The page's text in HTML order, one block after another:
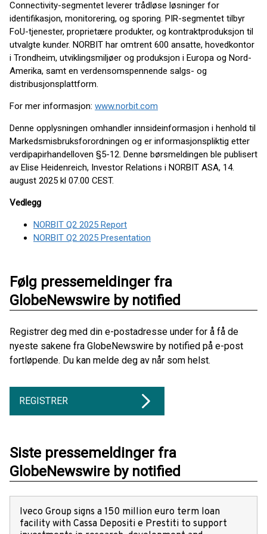
Connectivity-segmentet leverer trådløse løsninger for
identifikasjon, monitorering, og sporing. PIR-segmentet tilbyr
FoU-tjenester, proprietære produkter, og kontraktproduksjon til
utvalgte kunder. NORBIT har omtrent 600 ansatte, hovedkontor
i Trondheim, utviklingsmiljøer og produksjon i Europa og Nord-
Amerika, samt en verdensomspennende salgs- og
distribusjonsplattform.
For mer informasjon: www.norbit.com
Denne opplysningen omhandler innsideinformasjon i henhold til
Markedsmisbruksforordningen og er informasjonspliktig etter
verdipapirhandelloven §5-12. Denne børsmeldingen ble publisert
av Elise Heidenreich, Investor Relations i NORBIT ASA, 14.
august 2025 kl 07.00 CEST.
Vedlegg
NORBIT Q2 2025 Report
NORBIT Q2 2025 Presentation
Følg pressemeldinger fra
GlobeNewswire by notified
Registrer deg med din e-postadresse under for å få de
nyeste sakene fra GlobeNewswire by notified på e-post
fortløpende. Du kan melde deg av når som helst.
REGISTRER
Siste pressemeldinger fra
GlobeNewswire by notified
Iveco Group signs a 150 million euro term loan
facility with Cassa Depositi e Prestiti to support